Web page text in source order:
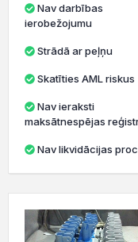
ierobežojumu
Strādā ar peļņu
Skatīties AML riskus
maksātnespējas
Nav likvidācijas